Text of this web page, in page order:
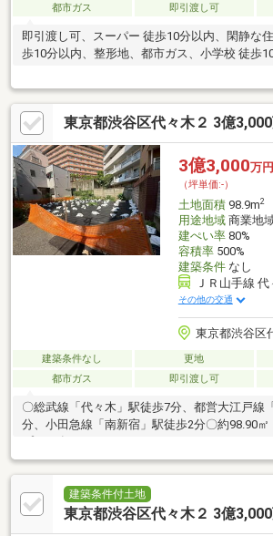
都市ガス
即引渡し可
即引渡し可、スーパー 徒歩10分以内、閑静な
歩10分以内、整形地、都市ガス、小学校 徒歩
東京都渋谷区代々木２ 3億
3億3,000万円
（坪単価:-）
土地面積98.9m2
用途地域商業地
建ぺい率80%
容積率500%
建築条件なし
ＪＲ山手線
その他の交通
東京都渋谷区
建築条件なし 更地
都市ガス
即引渡し可
〇総武線「代々木」駅徒歩7分、都営大江戸線
分、小田急線「南新宿」駅徒歩2分〇約98.90㎡
建築条件付土地
東京都渋谷区代々木２ 3億